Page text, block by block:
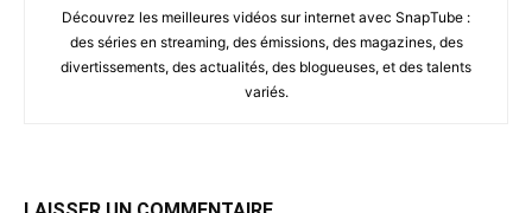
Découvrez les meilleures vidéos sur internet avec SnapTube :
des séries en streaming, des émissions, des magazines, des
divertissements, des actualités, des blogueuses, et des talents
variés.